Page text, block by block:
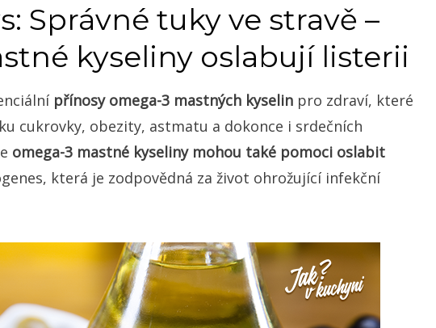
Správné tuky ve stravě –
kyseliny oslabují listerii
přínosy omega-3 mastných kyselin pro zdraví, které
cukrovky, obezity, astmatu a dokonce i srdečních
omega-3 mastné kyseliny mohou také pomoci oslabit
která je zodpovědná za život ohrožující infekční